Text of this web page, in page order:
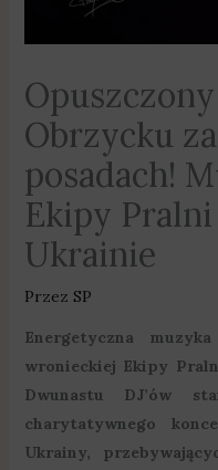
Obrzycku
posadach!
Ekipy
Ukrainie
Przez SP
Energetyczna
wronieckiej Ekipy
Dwunastu DJ’ów
charytatywnego
Ukrainy,